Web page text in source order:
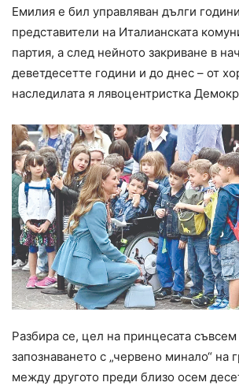
Емилия е бил управляван дълги
представители на Италианската
партия, а след нейното закриване в
деветдесетте години и до днес – от
наследилата я лявоцентристка
Разбира се, цел на принцесата
запознаването с „червено минало“ на
между другото преди близо осем